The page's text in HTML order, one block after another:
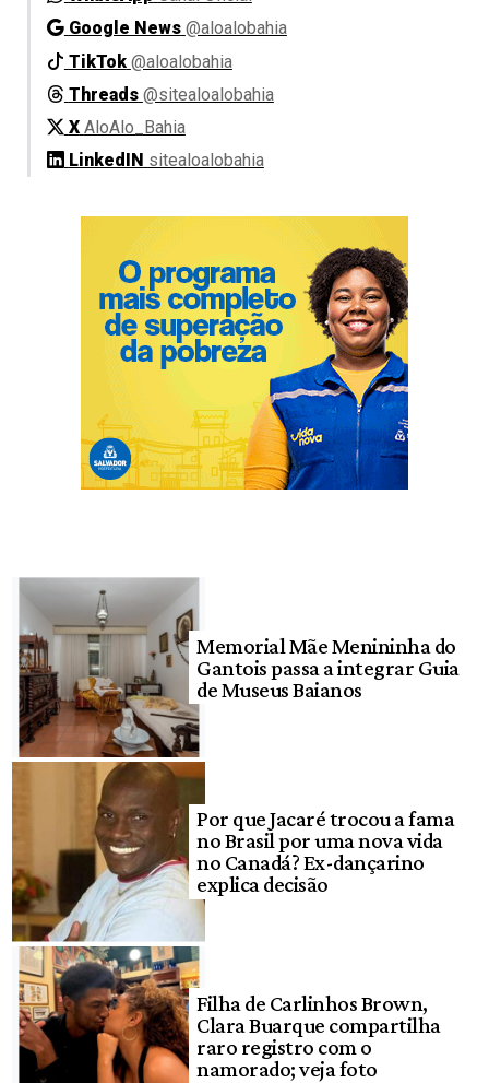
Google News @aloalobahia
TikTok @aloalobahia
Threads @sitealoalobahia
X AloAlo_Bahia
LinkedIN sitealoalobahia
Memorial Mãe Menininha do
Gantois passa a integrar Guia
de Museus Baianos
Por que Jacaré trocou a fama
no Brasil por uma nova vida
no Canadá? Ex-dançarino
explica decisão
Filha de Carlinhos Brown,
Clara Buarque compartilha
raro registro com o
namorado; veja foto